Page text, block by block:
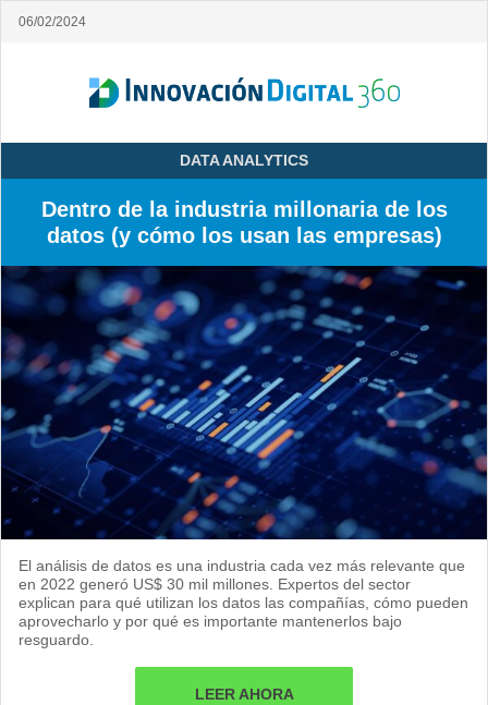
06/02/2024
DATA ANALYTICS
Dentro de la industria millonaria de los
datos (y cómo los usan las empresas)
El análisis de datos es una industria cada vez más relevante que
en 2022 generó US$ 30 mil millones. Expertos del sector
explican para qué utilizan los datos las compañías, cómo pueden
aprovecharlo y por qué es importante mantenerlos bajo
resguardo.
LEER AHORA